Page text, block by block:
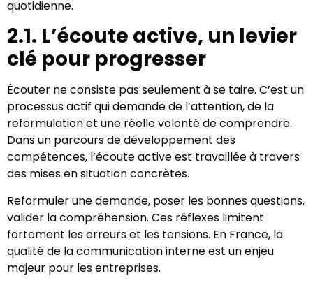
quotidienne.
2.1. L’écoute active, un levier
clé pour progresser
Écouter ne consiste pas seulement à se taire. C’est un
processus actif qui demande de l’attention, de la
reformulation et une réelle volonté de comprendre.
Dans un parcours de développement des
compétences, l’écoute active est travaillée à travers
des mises en situation concrètes.
Reformuler une demande, poser les bonnes questions,
valider la compréhension. Ces réflexes limitent
fortement les erreurs et les tensions. En France, la
qualité de la communication interne est un enjeu
majeur pour les entreprises.